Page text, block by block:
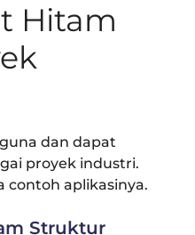
Hitam
dan dapat
proyek industri.
contoh aplikasinya.
Struktur